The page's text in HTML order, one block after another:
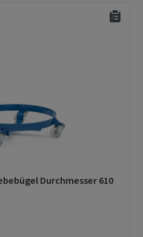
von 0 von 5 Sternen
Durchmesser 610